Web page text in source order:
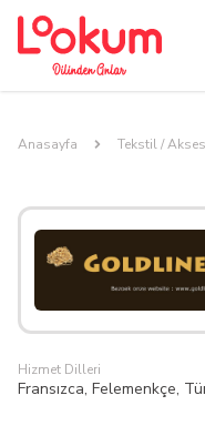
Anasayfa Tekstil /
Hizmet Dilleri
Fransızca, Felemenkçe,